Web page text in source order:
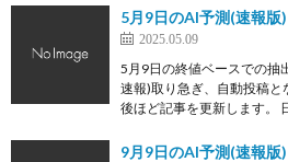
5月9日のAI予測(速報版)
2025.05.09
5月9日の終値ベースでの抽
速報)取り急ぎ、自動投稿と
後ほど記事を更新します。
9月9日のAI予測(速報版)